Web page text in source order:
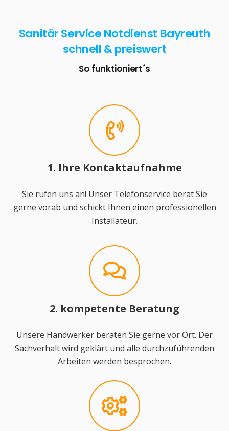
Sanitär Service Notdienst Bayreuth
schnell & preiswert
So funktioniert´s
1. Ihre Kontaktaufnahme
Sie rufen uns an! Unser Telefonservice berät Sie
gerne vorab und schickt Ihnen einen professionellen
Installateur.
2. kompetente Beratung
Unsere Handwerker beraten Sie gerne vor Ort. Der
Sachverhalt wird geklärt und alle durchzuführenden
Arbeiten werden besprochen.